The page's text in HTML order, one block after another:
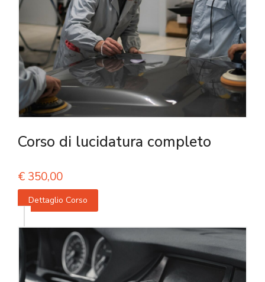
Corso di lucidatura completo
€ 350,00
Dettaglio Corso